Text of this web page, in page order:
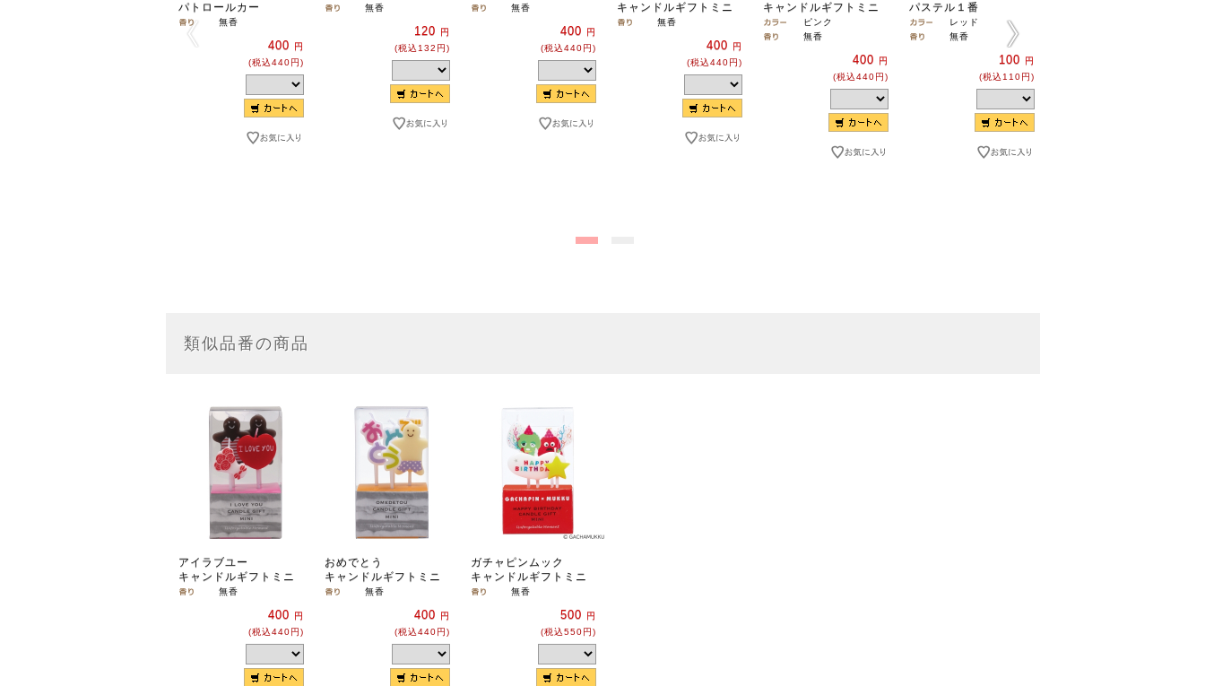
パトロールカー
無香
400
円
(税込440円)
無香
120
円
(税込132円)
無香
400
円
(税込440円)
キャンドルギフトミニ
無香
400
円
(税込440円)
キャンドルギフトミニ
ピンク
無香
400
円
(税込440円)
パステル１番
レッド
無香
100
円
(税込110円)
類似品番の商品
アイラブユー
キャンドルギフトミニ
無香
400
円
(税込440円)
おめでとう
キャンドルギフトミニ
無香
400
円
(税込440円)
ガチャピンムック
キャンドルギフトミニ
無香
500
円
(税込550円)